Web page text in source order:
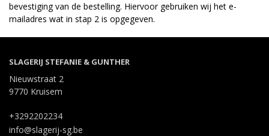
bevestiging van de bestelling. Hiervoor gebruiken wij het e-
mailadres wat in stap 2 is opgegeven.
SLAGERIJ STEFANIE & GUNTHER
Nieuwstraat 2
9770 Kruisem
+3292202234
info@slagerij-sg.be